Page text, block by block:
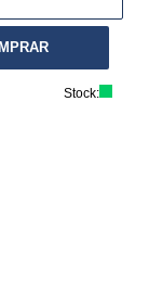
Stock: